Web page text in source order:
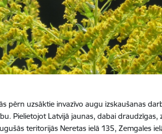
pērn uzsāktie invazīvo augu izskaušanas
Pielietojot Latvijā jaunas, dabai
teritorijās Neretas ielā 135, Zemgales